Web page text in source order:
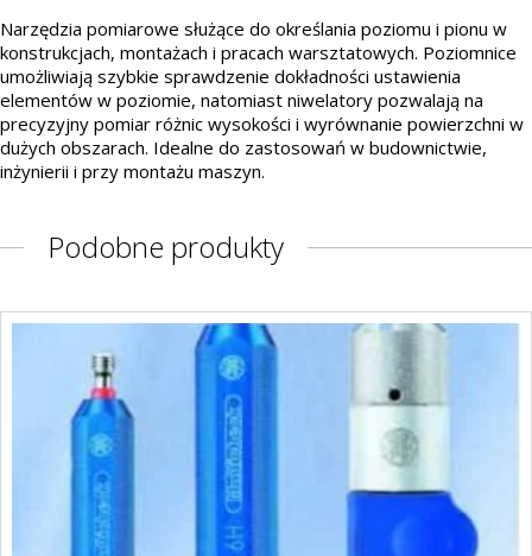
Narzędzia pomiarowe służące do określania poziomu i pionu w
konstrukcjach, montażach i pracach warsztatowych. Poziomnice
umożliwiają szybkie sprawdzenie dokładności ustawienia
elementów w poziomie, natomiast niwelatory pozwalają na
precyzyjny pomiar różnic wysokości i wyrównanie powierzchni w
dużych obszarach. Idealne do zastosowań w budownictwie,
inżynierii i przy montażu maszyn.
Podobne produkty